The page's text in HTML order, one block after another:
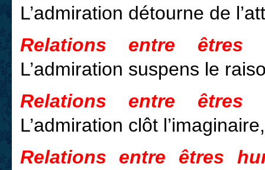
L’admiration détourne de
Relations entre êtres
L’admiration suspens le
Relations entre êtres
L’admiration clôt
Relations entre êtres